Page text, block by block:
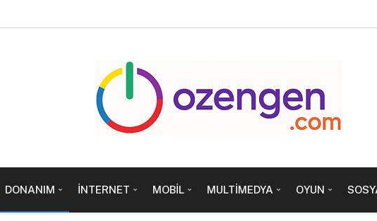
DONANIM İNTERNET MOBIL MULTIMEDYA OYUN